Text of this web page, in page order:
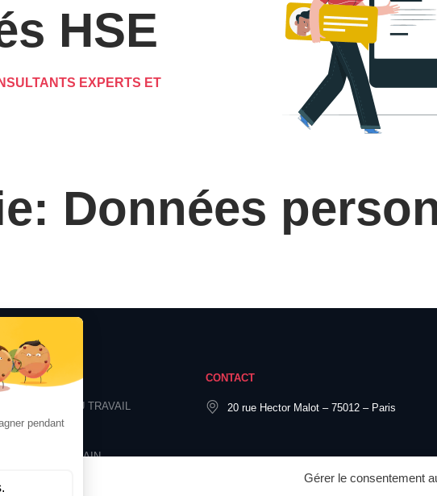
Gérer le consentement
HSE
EXPERTS ET
Données
SÉCURITÉ AU TRAVAIL
TERRAIN
CONTACT
20 rue Hector Malot – 75012 – Paris